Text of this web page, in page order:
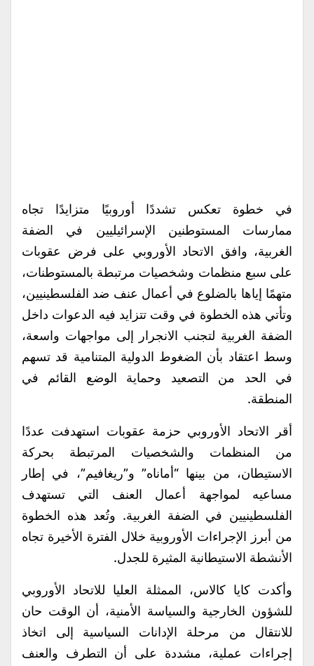
في خطوة تعكس تشددًا أوروبيًا متزايدًا تجاه
ممارسات المستوطنين الإسرائيليين في الضفة
الغربية، وافق الاتحاد الأوروبي على فرض عقوبات
على سبع منظمات وشخصيات مرتبطة بالمستوطنات،
متهمًا إياها بالضلوع في أعمال عنف ضد الفلسطينيين،
وتأتي هذه الخطوة في وقت تتزايد فيه الدعوات داخل
الضفة الغربية لتجنب الانجرار إلى مواجهات واسعة،
وسط اعتقاد بأن الضغوط الدولية المتنامية قد تسهم
في الحد من التصعيد وحماية الوضع القائم في
المنطقة.
أقر الاتحاد الأوروبي حزمة عقوبات استهدفت عددًا
من المنظمات والشخصيات المرتبطة بحركة
الاستيطان، من بينها “أماناه” و”ريغافيم”، في إطار
مساعيه لمواجهة أعمال العنف التي تستهدف
الفلسطينيين في الضفة الغربية. وتُعد هذه الخطوة
من أبرز الإجراءات الأوروبية خلال الفترة الأخيرة تجاه
الأنشطة الاستيطانية المثيرة للجدل.
وأكدت كايا كالاس، الممثلة العليا للاتحاد الأوروبي
للشؤون الخارجية والسياسة الأمنية، أن الوقت حان
للانتقال من مرحلة الإدانات السياسية إلى اتخاذ
إجراءات عملية، مشددة على أن التطرف والعنف